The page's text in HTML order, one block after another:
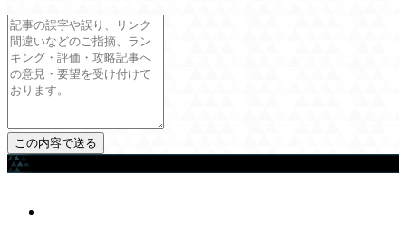
ゲームを探す